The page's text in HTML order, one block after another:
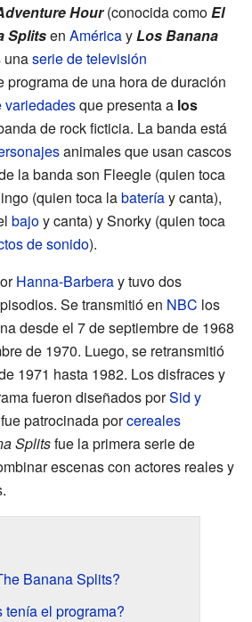
Hour(conocida comoEl
Splitsen AméricayLos Banana
unaserie de televisión
programa de una hora de duración
variedadesque presenta a los
de rock ficticia. La banda está
animales que usan cascos
la banda son Fleegle (quien toca
(quien toca labateríay canta),
bajoy canta) y Snorky (quien toca
de sonido).
Hanna-Barberay tuvo dos
Se transmitió en NBC los
desde el 7 de septiembre de 1968
de 1970. Luego, se retransmitió
1971 hasta 1982. Los disfraces y
fueron diseñados porSid y
patrocinada porcereales
Splitsfue la primera serie de
escenas con actores reales y
Banana Splits?
tenía el programa?